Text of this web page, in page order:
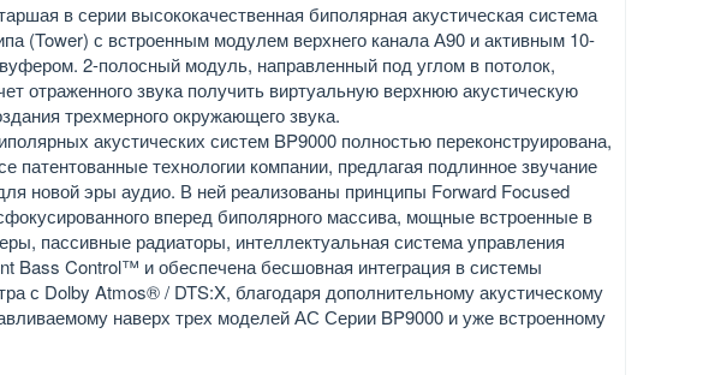
в серии высококачественная биполярная акустическая система
(Tower) с встроенным модулем верхнего канала А90 и активным 10-
2-полосный модуль, направленный под углом в потолок,
отраженного звука получить виртуальную верхнюю акустическую
трехмерного окружающего звука.
акустических систем BP9000 полностью переконструирована,
патентованные технологии компании, предлагая подлинное звучание
новой эры аудио. В ней реализованы принципы Forward Focused
вперед биполярного массива, мощные встроенные в
пассивные радиаторы, интеллектуальная система управления
Bass Control™ и обеспечена бесшовная интеграция в системы
с Dolby Atmos® / DTS:X, благодаря дополнительному акустическому
наверх трех моделей АС Серии BP9000 и уже встроенному